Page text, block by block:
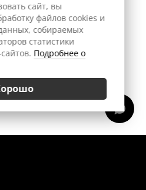
сайт, вы
файлов cookies и
собираемых
статистики
Подробнее о